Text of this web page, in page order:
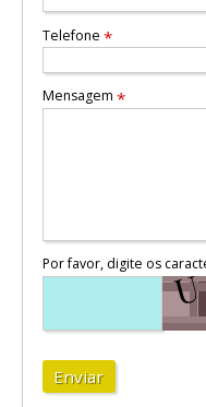
Telefone *
Mensagem *
Por favor, digite os
Enviar